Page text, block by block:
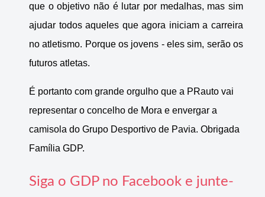
que o objetivo não é lutar por medalhas, mas sim
ajudar todos aqueles que agora iniciam a carreira
no atletismo. Porque os jovens - eles sim, serão os
futuros atletas.
É portanto com grande orgulho que a PRauto vai
representar o concelho de Mora e envergar a
camisola do Grupo Desportivo de Pavia. Obrigada
Família GDP.
Siga o GDP no Facebook e junte-